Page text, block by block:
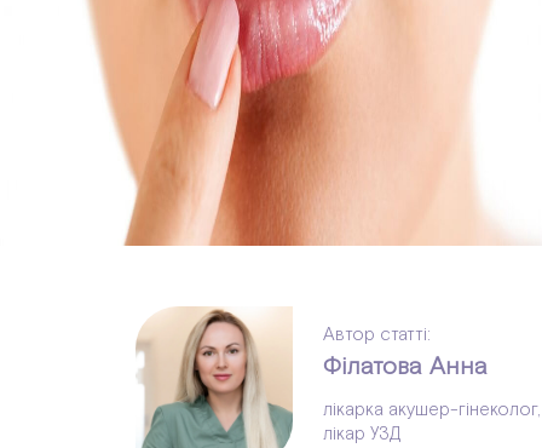
Автор статті:
Філатова Анна
лікарка акушер-гінеколог,
лікар УЗД